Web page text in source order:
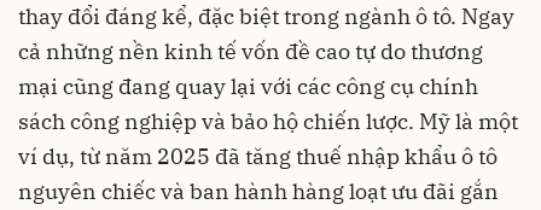
thay đổi đáng kể, đặc biệt trong ngành ô tô. Ngay
cả những nền kinh tế vốn đề cao tự do thương
mại cũng đang quay lại với các công cụ chính
sách công nghiệp và bảo hộ chiến lược. Mỹ là một
ví dụ, từ năm 2025 đã tăng thuế nhập khẩu ô tô
nguyên chiếc và ban hành hàng loạt ưu đãi gắn